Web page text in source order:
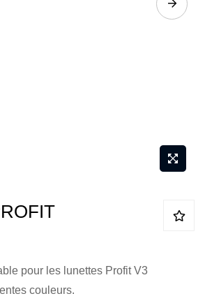
pour les lunettes Profit V3
couleurs.